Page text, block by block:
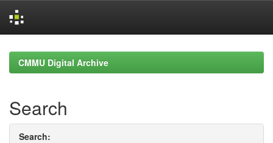
navigationCMMU Digital Archive
Search
Search: